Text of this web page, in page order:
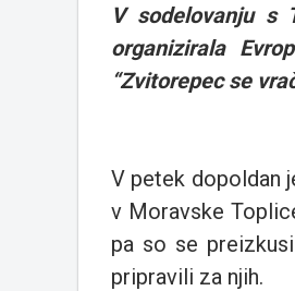
V sodelovanju s
organizirala
“Zvitorepec se
V petek dopoldan
v Moravske
pa so se
pripravili za njih.